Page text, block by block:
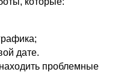
дате.
проблемные